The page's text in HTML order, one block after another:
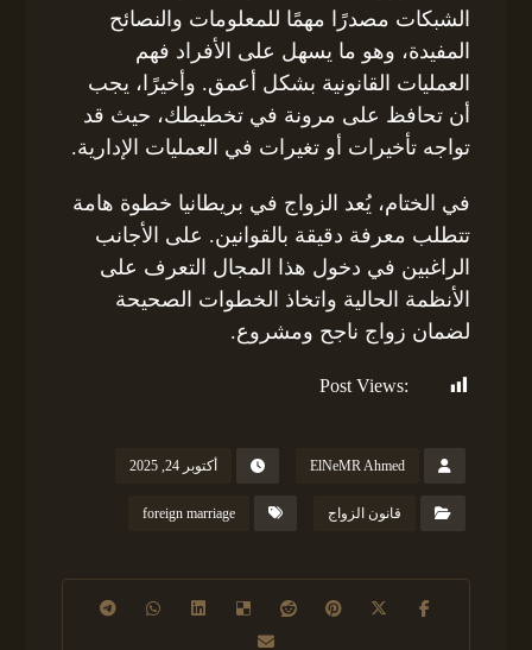
الشبكات مصدرًا مهمًا للمعلومات والنصائح
المفيدة، وهو ما يسهل على الأفراد فهم
العمليات القانونية بشكل أعمق. وأخيرًا، يجب
أن تحافظ على مرونة في تخطيطك، حيث قد
تواجه تأخيرات أو تغيرات في العمليات الإدارية.
في الختام، يُعد الزواج في بريطانيا خطوة هامة
تتطلب معرفة دقيقة بالقوانين. على الأجانب
الراغبين في دخول هذا المجال التعرف على
الأنظمة الحالية واتخاذ الخطوات الصحيحة
لضمان زواج ناجح ومشروع.
Post Views:
ElNeMR Ahmed أكتوبر 24, 2025
قانون الزواج foreign marriage